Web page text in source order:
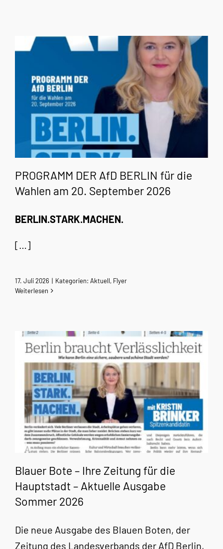
PROGRAMM DER AfD BERLIN für die
Wahlen am 20. September 2026
BERLIN.STARK.MACHEN.
[…]
17. Juli 2026 | Kategorien: Aktuell, Flyer
Weiterlesen
Blauer Bote – Ihre Zeitung für die
Hauptstadt – Aktuelle Ausgabe
Sommer 2026
Die neue Ausgabe des Blauen Boten, der
Zeitung des Landesverbands der AfD Berlin,